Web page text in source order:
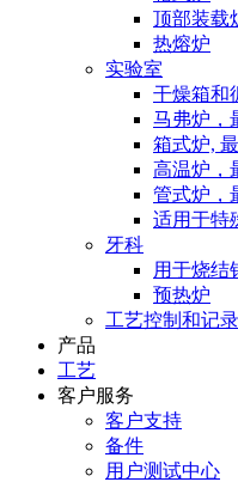
顶部装载
热熔炉
实验室
干燥箱和
马弗炉，
箱式炉,
高温炉，
管式炉，
适用于特
牙科
用于烧结
预热炉
工艺控制和记录
产品
工艺
客户服务
客户支持
备件
用户测试中心